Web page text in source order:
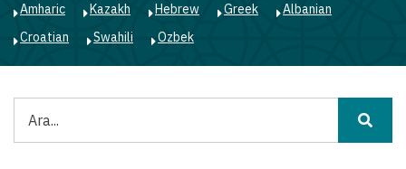
Amharic
Kazakh Hebrew Greek
Albanian
Croatian
Swahili Ozbek